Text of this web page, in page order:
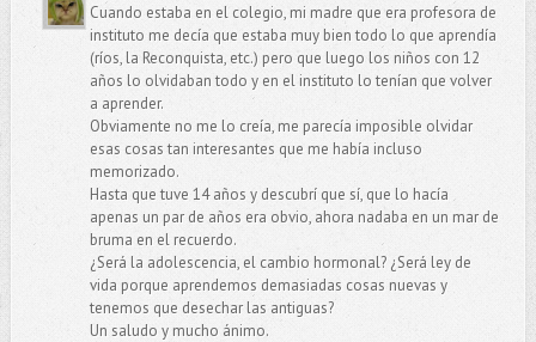
Cuando estaba en el colegio, mi madre que era profesora de
instituto me decía que estaba muy bien todo lo que aprendía
(ríos, la Reconquista, etc.) pero que luego los niños con 12
años lo olvidaban todo y en el instituto lo tenían que volver
a aprender.
Obviamente no me lo creía, me parecía imposible olvidar
esas cosas tan interesantes que me había incluso
memorizado.
Hasta que tuve 14 años y descubrí que sí, que lo hacía
apenas un par de años era obvio, ahora nadaba en un mar de
bruma en el recuerdo.
¿Será la adolescencia, el cambio hormonal? ¿Será ley de
vida porque aprendemos demasiadas cosas nuevas y
tenemos que desechar las antiguas?
Un saludo y mucho ánimo.